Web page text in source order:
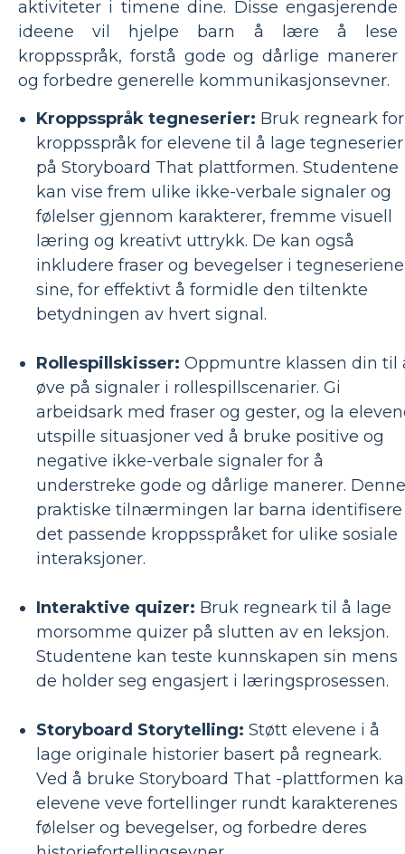
aktiviteter i timene dine. Disse engasjerende
ideene vil hjelpe barn å lære å lese
kroppsspråk, forstå gode og dårlige manerer
og forbedre generelle kommunikasjonsevner.
Kroppsspråk tegneserier: Bruk regneark for
kroppsspråk for elevene til å lage tegneserier
på Storyboard That plattformen. Studentene
kan vise frem ulike ikke-verbale signaler og
følelser gjennom karakterer, fremme visuell
læring og kreativt uttrykk. De kan også
inkludere fraser og bevegelser i tegneseriene
sine, for effektivt å formidle den tiltenkte
betydningen av hvert signal.
Rollespillskisser: Oppmuntre klassen din til
øve på signaler i rollespillscenarier. Gi
arbeidsark med fraser og gester, og la
utspille situasjoner ved å bruke positive og
negative ikke-verbale signaler for å
understreke gode og dårlige manerer. Denne
praktiske tilnærmingen lar barna identifisere
det passende kroppsspråket for ulike sosiale
interaksjoner.
Interaktive quizer: Bruk regneark til å lage
morsomme quizer på slutten av en leksjon.
Studentene kan teste kunnskapen sin mens
de holder seg engasjert i læringsprosessen.
Storyboard Storytelling: Støtt elevene i å
lage originale historier basert på regneark.
Ved å bruke Storyboard That -plattformen
elevene veve fortellinger rundt karakterenes
følelser og bevegelser, og forbedre deres